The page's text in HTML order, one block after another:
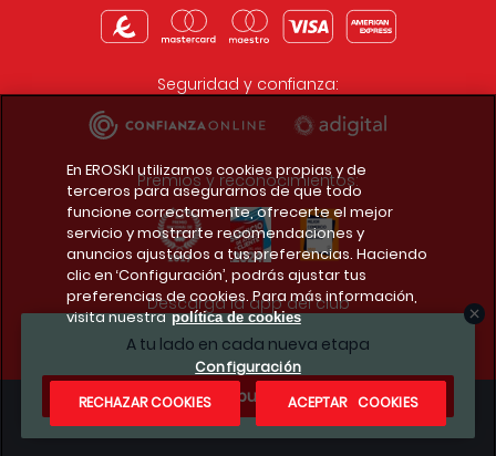
A tu lado en cada nueva etapa
¿Te apuntas?
Seguridad y confianza:
Premios y reconocimientos:
Descarga la app del club
Condiciones legales
En EROSKI utilizamos cookies propias y de
terceros para asegurarnos de que todo
funcione correctamente, ofrecerte el mejor
servicio y mostrarte recomendaciones y
anuncios ajustados a tus preferencias. Haciendo
clic en ‘Configuración’, podrás ajustar tus
preferencias de cookies. Para más información,
visita nuestra política de cookies
Configuración
RECHAZAR COOKIES
ACEPTAR COOKIES